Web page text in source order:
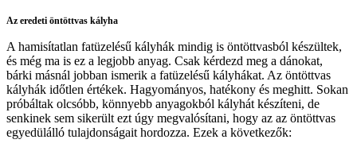
Az eredeti öntöttvas kályha
A hamisítatlan fatüzelésű kályhák mindig is öntöttvasból készültek,
és még ma is ez a legjobb anyag. Csak kérdezd meg a dánokat,
bárki másnál jobban ismerik a fatüzelésű kályhákat. Az öntöttvas
kályhák időtlen értékek. Hagyományos, hatékony és meghitt. Sokan
próbáltak olcsóbb, könnyebb anyagokból kályhát készíteni, de
senkinek sem sikerült ezt úgy megvalósítani, hogy az az öntöttvas
egyedülálló tulajdonságait hordozza. Ezek a következők: